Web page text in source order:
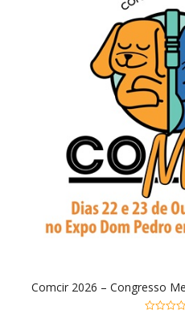
Comcir 2026 – Congresso